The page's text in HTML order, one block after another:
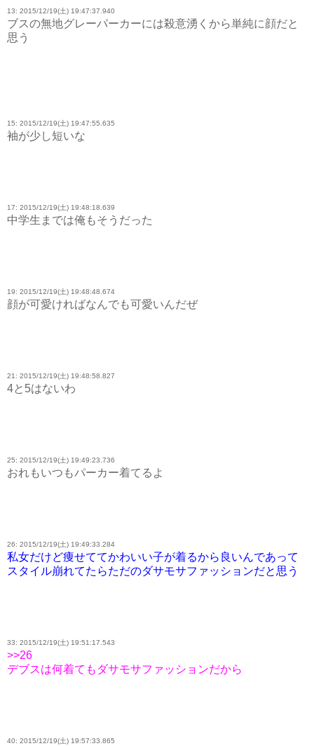
13: 2015/12/19(土) 19:47:37.940
ブスの無地グレーパーカーには殺意湧くから単純に顔だと
思う
15: 2015/12/19(土) 19:47:55.635
袖が少し短いな
17: 2015/12/19(土) 19:48:18.639
中学生までは俺もそうだった
19: 2015/12/19(土) 19:48:48.674
顔が可愛ければなんでも可愛いんだぜ
21: 2015/12/19(土) 19:48:58.827
4と5はないわ
25: 2015/12/19(土) 19:49:23.736
おれもいつもパーカー着てるよ
26: 2015/12/19(土) 19:49:33.284
私女だけど痩せててかわいい子が着るから良いんであって
スタイル崩れてたらただのダサモサファッションだと思う
33: 2015/12/19(土) 19:51:17.543
>>26
デブスは何着てもダサモサファッションだから
40: 2015/12/19(土) 19:57:33.865